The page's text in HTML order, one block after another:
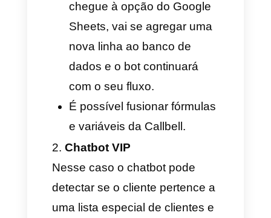
Por fim, adicionamos os
valores das colunas: neste
caso são 3, um para o nome,
outro para o endereço e outro
para o e-mail. Todos
conectados às suas
respectivas variáveis e, então,